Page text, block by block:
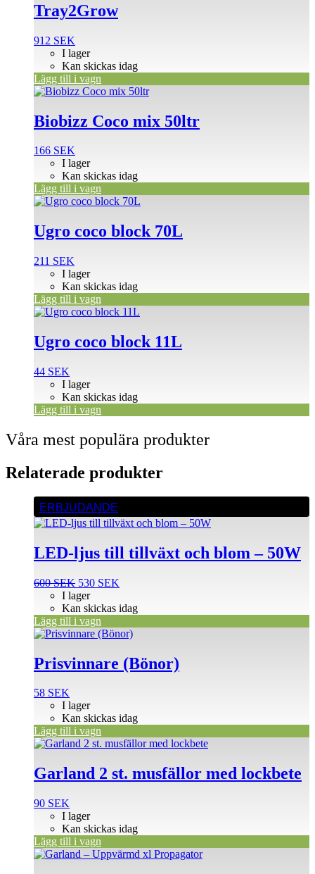
Tray2Grow
912 SEK
I lager
Kan skickas idag
Lägg till i vagn
Biobizz Coco mix 50ltr
166 SEK
I lager
Kan skickas idag
Lägg till i vagn
Ugro coco block 70L
211 SEK
I lager
Kan skickas idag
Lägg till i vagn
Ugro coco block 11L
44 SEK
I lager
Kan skickas idag
Lägg till i vagn
Våra mest populära produkter
Relaterade produkter
ERBJUDANDE
LED-ljus till tillväxt och blom – 50W
600SEK Det
ursprungliga
priset
var:
600 SEK.
530 SEK
priset
530 SEK.
I lager
Kan skickas idag
Lägg till i vagn
Prisvinnare (Bönor)
58 SEK
I lager
Kan skickas idag
Lägg till i vagn
Garland 2 st. musfällor med lockbete
90 SEK
I lager
Kan skickas idag
Lägg till i vagn